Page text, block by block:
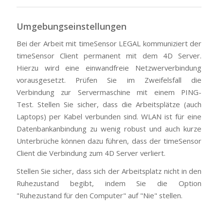
Umgebungseinstellungen
Bei der Arbeit mit timeSensor LEGAL kommuniziert der
timeSensor Client permanent mit dem 4D Server.
Hierzu wird eine einwandfreie Netzwerverbindung
vorausgesetzt. Prüfen Sie im Zweifelsfall die
Verbindung zur Servermaschine mit einem PING-
Test. Stellen Sie sicher, dass die Arbeitsplätze (auch
Laptops) per Kabel verbunden sind. WLAN ist für eine
Datenbankanbindung zu wenig robust und auch kurze
Unterbrüche können dazu führen, dass der timeSensor
Client die Verbindung zum 4D Server verliert.
Stellen Sie sicher, dass sich der Arbeitsplatz nicht in den
Ruhezustand begibt, indem Sie die Option
"Ruhezustand für den Computer" auf "Nie" stellen.